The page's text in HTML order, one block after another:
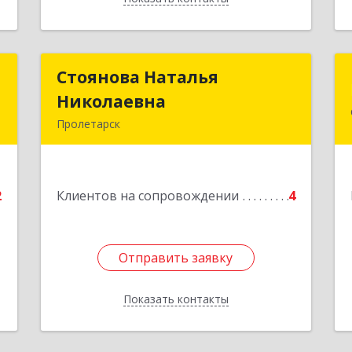
Стоянова Наталья
Николаевна
Пролетарск
Клиентов на сопровождении 4
Отправить заявку
Показать контакты
Стоянова Наталья
Отправить заявку
Назад